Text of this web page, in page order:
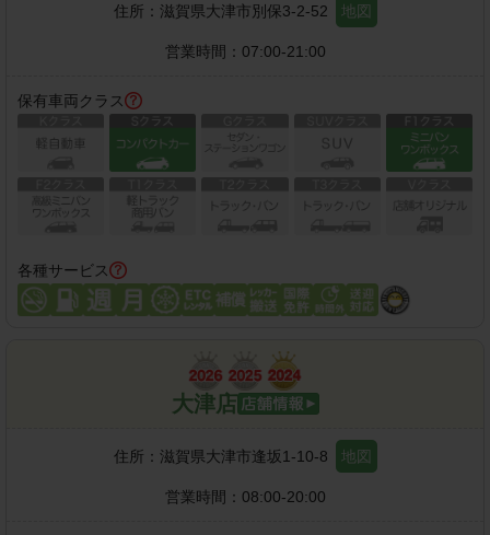
住所： 滋賀県大津市別保3-2-52 地図
営業時間： 07:00-21:00
保有車両クラス
各種サービス
大津店
住所： 滋賀県大津市逢坂1-10-8 地図
営業時間： 08:00-20:00